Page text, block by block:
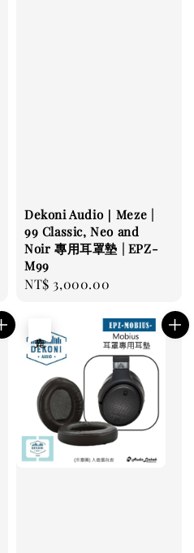
Dekoni Audio｜Meze |
99 Classic, Neo and
Noir 專用耳罩墊 | EPZ-
M99
Regular
NT$ 3,000.00